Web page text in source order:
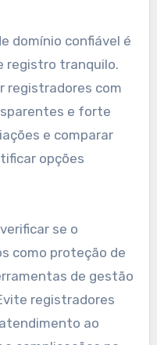
domínio confiável é
registro tranquilo.
registradores com
e forte
e comparar
opções
se o
como proteção de
de gestão
registradores
ao